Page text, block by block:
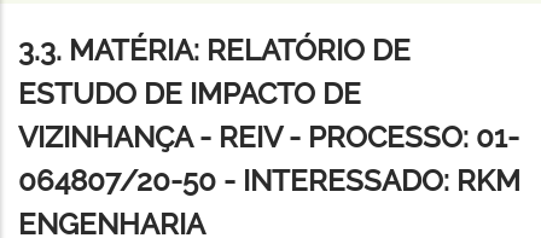
3.3. MATÉRIA: RELATÓRIO DE
ESTUDO DE IMPACTO DE
VIZINHANÇA - REIV - PROCESSO: 01-
064807/20-50 - INTERESSADO: RKM
ENGENHARIA